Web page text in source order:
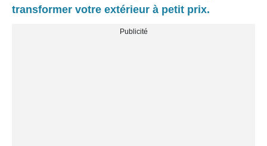
transformer votre extérieur à petit prix.